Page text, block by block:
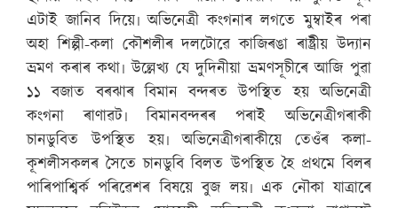
এটাই জানিব দিয়ে৷ অভিনেত্ৰী কংগনাৰ লগতে মুম্বাইৰ পৰা
অহা শিল্পী-কলা কৌশলীৰ দলটোৱে কাজিৰঙা ৰাষ্ট্ৰীয় উদ্যান
ভ্ৰমণ কৰাৰ কথা৷ উল্লেখ্য যে দুদিনীয়া ভ্ৰমণসূচীৰে আজি পুৱা
১১ বজাত বৰঝাৰ বিমান বন্দৰত উপস্থিত হয় অভিনেত্ৰী
কংগনা ৰাণাৱট৷ বিমানবন্দৰৰ পৰাই অভিনেত্ৰীগৰাকী
চানডুবিত উপস্থিত হয়৷ অভিনেত্ৰীগৰাকীয়ে তেওঁৰ কলা-
কূশলীসকলৰ সৈতে চানডুবি বিলত উপস্থিত হৈ প্ৰথমে বিলৰ
পাৰিপাশ্বিৰ্ক পৰিৱেশৰ বিষয়ে বুজ লয়৷ এক নৌকা যাত্ৰাৰে